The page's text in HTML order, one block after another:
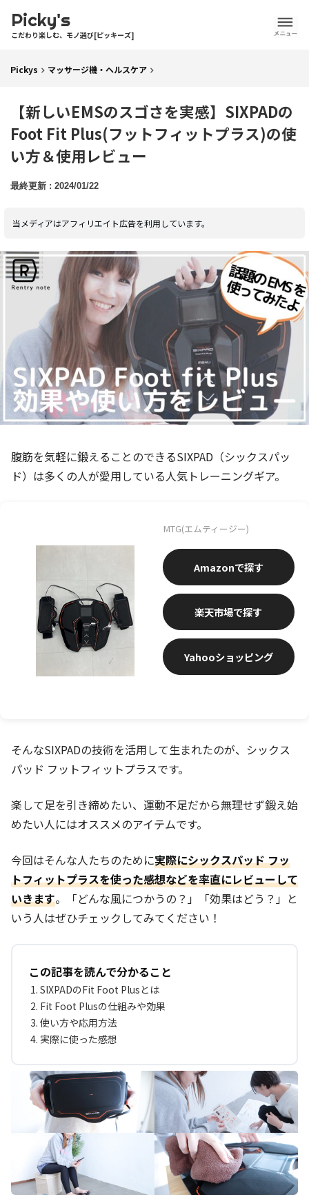
Picky's
こだわり楽しむ、モノ選び[ピッキーズ]
Pickys マッサージ機・ヘルスケア
【新しいEMSのスゴさを実感】SIXPADの
Foot Fit Plus(フットフィットプラス)の使
い方＆使用レビュー
2024/01/22
当メディアはアフィリエイト広告を利用しています。
腹筋を気軽に鍛えることのできるSIXPAD（シックスパッ
ド）は多くの人が愛用している人気トレーニングギア。
MTG(エムティージー)
楽天市場
Amazon
Yahooショッピング
そんなSIXPADの技術を活用して生まれたのが、シックス
パッド フットフィットプラスです。
楽して足を引き締めたい、運動不足だから無理せず鍛え始
めたい人にはオススメのアイテムです。
今回はそんな人たちのために実際にシックスパッド フッ
トフィットプラスを使った感想などを率直にレビューして
いきます。「どんな風につかうの？」「効果はどう？」と
いう人はぜひチェックしてみてください！
この記事を読んで分かること
SIXPADのFit Foot Plusとは
Fit Foot Plusの仕組みや効果
使い方や応用方法
実際に使った感想